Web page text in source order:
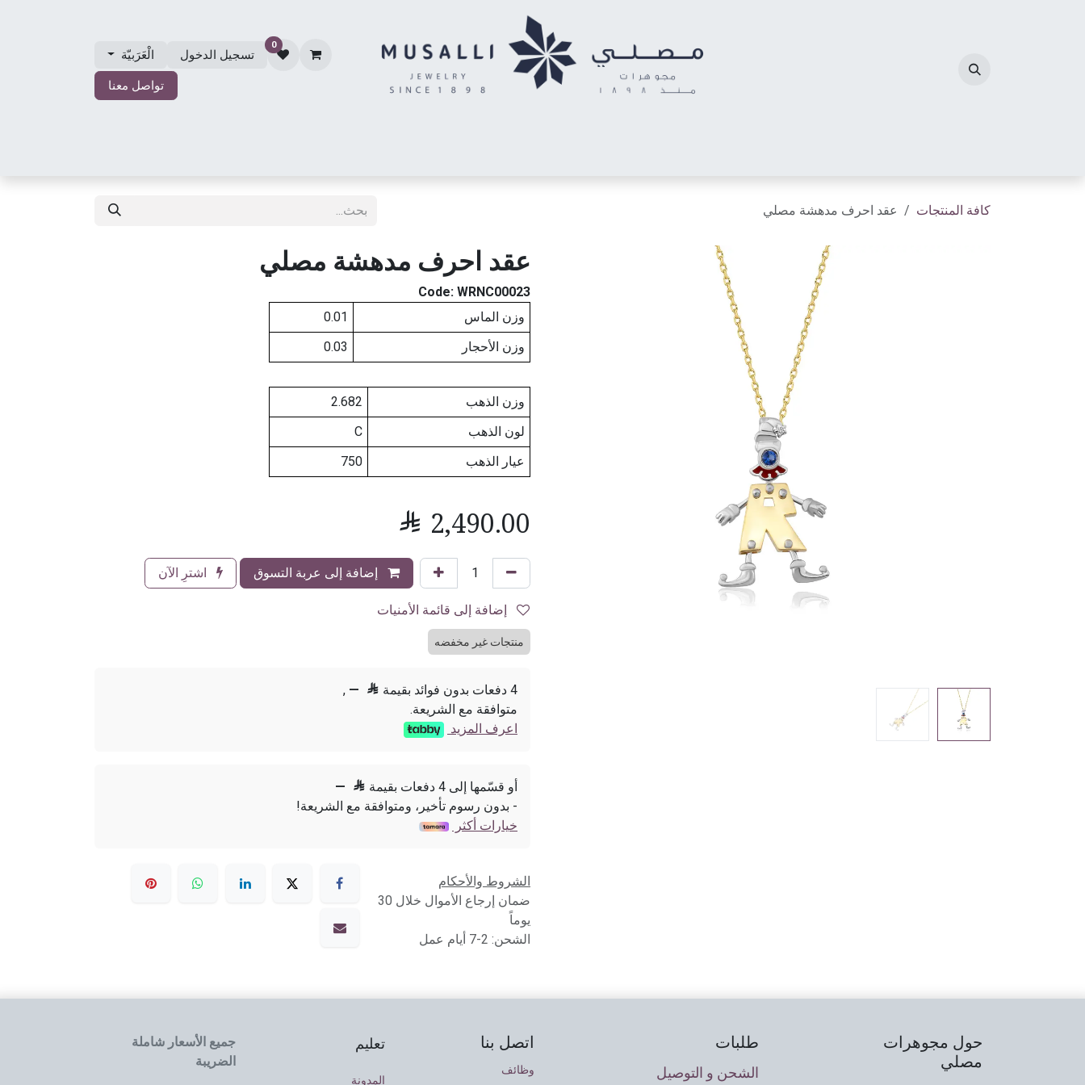
0
تسجيل الدخول الْعَرَبيّة
تواصل معنا
كافة المنتجات عقد احرف مدهشة مصلي
عقد احرف مدهشة مصلي
Code: WRNC00023
وزن الماس
0.01
وزن الأحجار
0.03
وزن الذهب
2.682
لون الذهب
C
عيار الذهب
750
 2,490.00
إضافة إلى عربة التسوق اشترِ الآن
منتجات غير مخفضه
4 دفعات بدون فوائد بقيمة 
—
,
متوافقة مع الشريعة.
اعرف المزيد
أو قسّمها إلى 4 دفعات بقيمة 
—
- بدون رسوم تأخير، ومتوافقة مع الشريعة!
خيارات أكثر
الشروط والأحكام
ضمان إرجاع الأموال خلال 30
يوماً
الشحن: 2-7 أيام عمل
حول مجوهرات
مصلي
طلبات
الشحن و التوصيل
اتصل بنا
وظائف
تعليم
المدونة
جميع الأسعار شاملة
الضريبة